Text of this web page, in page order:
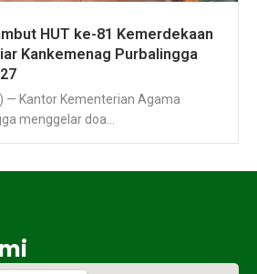
HUT ke-81 Kemerdekaan
Kankemenag Purbalingga
— Kantor Kementerian Agama
menggelar doa...